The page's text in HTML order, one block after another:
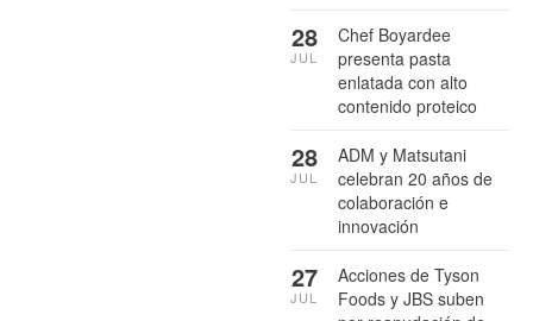
Chef Boyardee
presenta pasta
enlatada con alto
contenido proteico
28
JUL
ADM y Matsutani
celebran 20 años de
colaboración e
innovación
28
JUL
Acciones de Tyson
Foods y JBS suben
27
JUL